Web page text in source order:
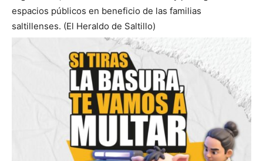
espacios públicos en beneficio de las familias
saltillenses. (El Heraldo de Saltillo)